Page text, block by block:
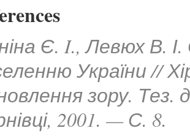
Є. I., Левюх В.
України //
зору.
2001. — С. 8.